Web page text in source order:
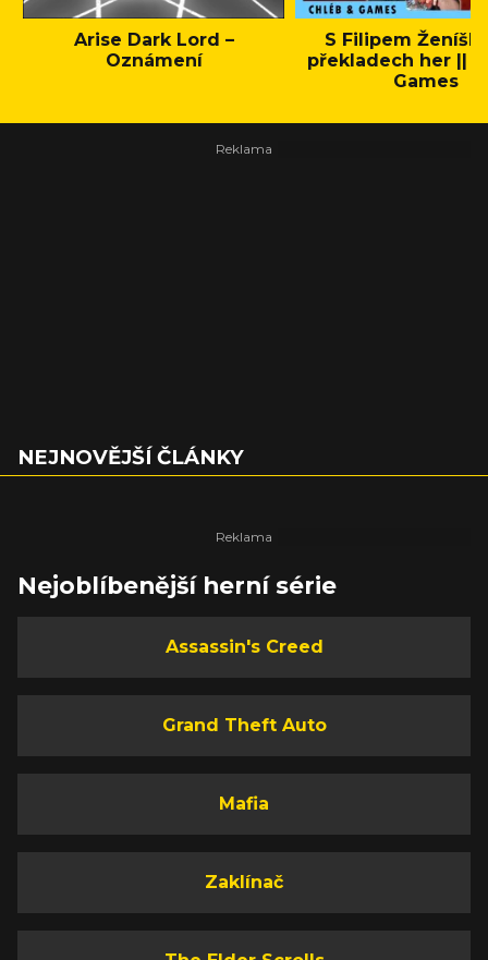
Arise Dark Lord –
Oznámení
S Filipem
překladech her ||
Games
NEJNOVĚJŠÍ ČLÁNKY
Nejoblíbenější herní série
Assassin's Creed
Grand Theft Auto
Mafia
Zaklínač